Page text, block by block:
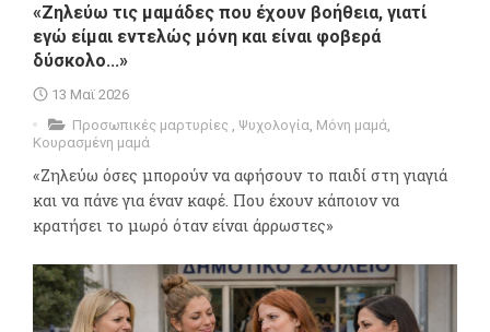
«Ζηλεύω τις μαμάδες που έχουν βοήθεια, γιατί
εγώ είμαι εντελώς μόνη και είναι φοβερά
δύσκολο...»
13 Μαϊ 2026
Προσωπικές μαρτυρίες
Ψυχολογία Μόνη μαμά
Κουρασμένη μαμά
«Ζηλεύω όσες μπορούν να αφήσουν το παιδί στη γιαγιά
και να πάνε για έναν καφέ. Που έχουν κάποιον να
κρατήσει το μωρό όταν είναι άρρωστες»